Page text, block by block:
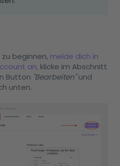
beginnen, melde dich in
an, klicke im Abschnitt
Button "Bearbeiten"und
unten.